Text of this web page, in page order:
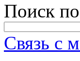
Поиск по
Связь с